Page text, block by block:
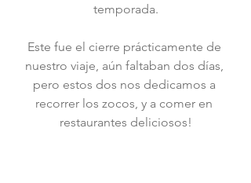
temporada.
Este fue el cierre prácticamente de
nuestro viaje, aún faltaban dos días,
pero estos dos nos dedicamos a
recorrer los zocos, y a comer en
restaurantes deliciosos!